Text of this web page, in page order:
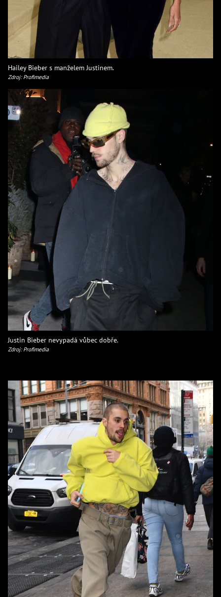
Hailey Bieber s manželem Justinem.
Zdroj: Profimedia
Justin Bieber nevypadá vůbec dobře.
Zdroj: Profimedia